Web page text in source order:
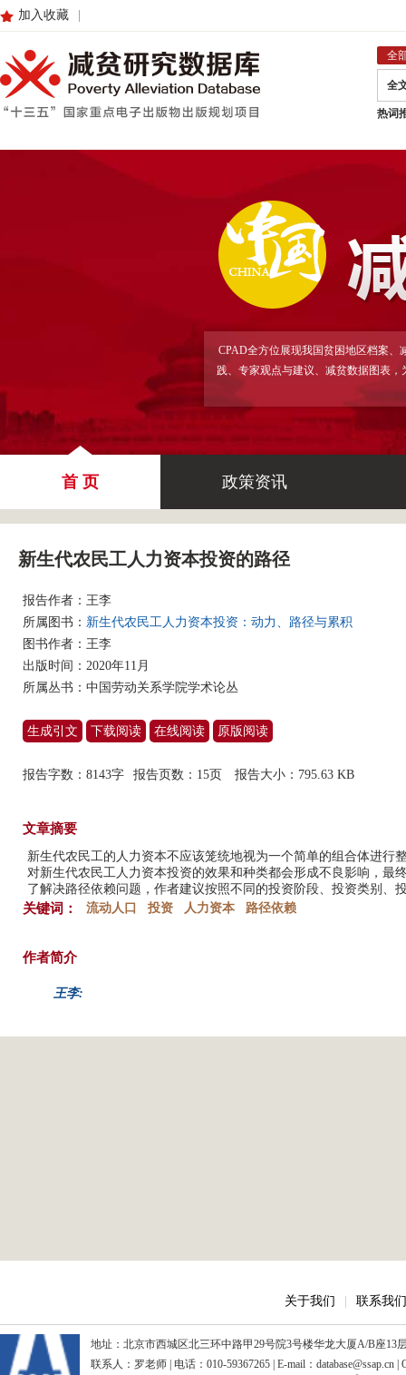
加入收藏
全
全
热词
CPAD全方位展现我国贫困地区档案
践、专家观点与建议、减贫数据图表
首 页 政策资讯
新生代农民工人力资本投资的路径
报告作者： 王李
所属图书： 新生代农民工人力资本投资：动力、路径与累积
图书作者： 王李
出版时间：2020年11月
所属丛书： 中国劳动关系学院学术论丛
生成引文 下载阅读 在线阅读 原版阅读
报告字数：8143字 报告页数：15页 报告大小： 795.63 KB
文章摘要
新生代农民工的人力资本不应该笼统地视为一个简单的组合体进行
对新生代农民工人力资本投资的效果和种类都会形成不良影响，最
了解决路径依赖问题，作者建议按照不同的投资阶段、投资类别、
关键词： 流动人口 投资 人力资本 路径依赖
作者简介
王李:
关于我们 联系我们
地址：北京市西城区北三环中路甲29号院3号楼华龙大厦A/B座13
联系人：罗老师 | 电话：010-59367265 | E-mail：database@ssap.cn